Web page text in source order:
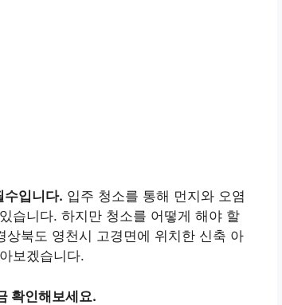
수입니다. 입주 청소를 통해 먼지와 오염
습니다. 하지만 청소를 어떻게 해야 할
북도 영천시 고경면에 위치한 신축 아
보겠습니다.
확인해보세요.